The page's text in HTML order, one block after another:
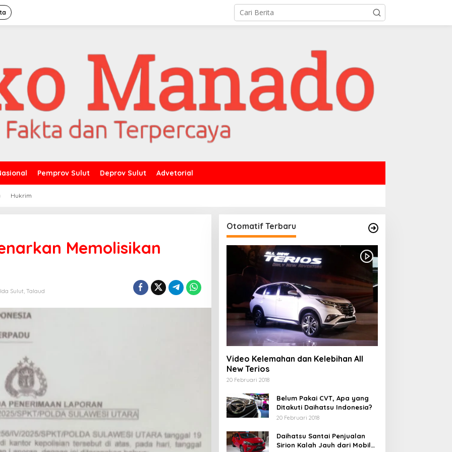
Pemprov Sulut Deprov Sulut Advetorial
Hukrim
Memolisikan
Sulut Talaud
Otomatif Terbaru
Video Kelemahan dan Kelebihan All
New Terios
20 Februari 2018
Belum Pakai CVT, Apa yang
Ditakuti Daihatsu Indonesia?
20 Februari 2018
Daihatsu Santai Penjualan
Sirion Kalah Jauh dari Mobil